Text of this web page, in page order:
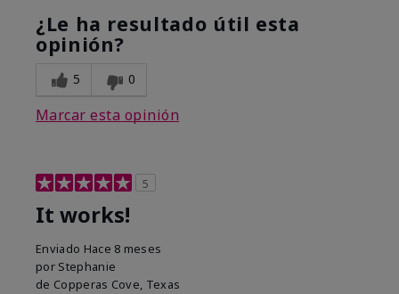
¿Le ha resultado útil esta
opinión?
5 0
Marcar esta opinión
5
It works!
Enviado Hace 8 meses
por Stephanie
de Copperas Cove, Texas